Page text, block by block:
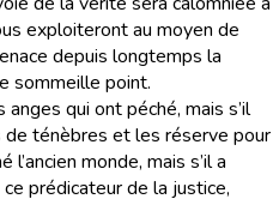
exploiteront au moyen de
depuis longtemps la
sommeille point.
anges qui ont péché, mais s’il
ténèbres et les réserve pour
l’ancien monde, mais s’il a
prédicateur de la justice,